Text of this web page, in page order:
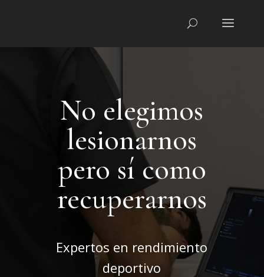
No elegimos
lesionarnos
pero sí como
recuperarnos
Expertos en rendimiento
deportivo